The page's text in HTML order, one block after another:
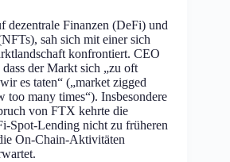
dezentrale Finanzen (DeFi) und
sah sich mit einer sich
konfrontiert. CEO
der Markt sich „zu oft
es taten“ („market zigged
too many times“). Insbesondere
von FTX kehrte die
Spot-Lending nicht zu früheren
On-Chain-Aktivitäten